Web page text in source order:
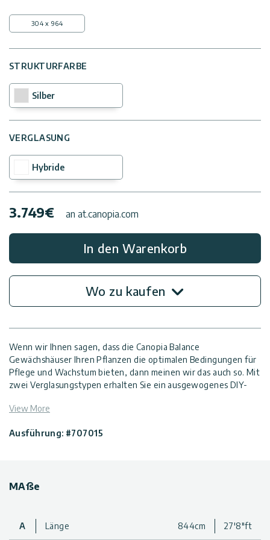
Kontaktiere
Uns
Impressum
304 x 964
STRUKTURFARBE
Silber
VERGLASUNG
Hybride
3.749€ an at.canopia.com
In den Warenkorb
Wo zu kaufen
Wenn wir Ihnen sagen, dass die Canopia Balance
Gewächshäuser Ihren Pflanzen die optimalen Bedingungen für
Pflege und Wachstum bieten, dann meinen wir das auch so. Mit
zwei Verglasungstypen erhalten Sie ein ausgewogenes DIY-
Dachpaneele mit der Lichtdurchlässigkeit der kristallklaren
Alle Paneele bestehen aus UV-geschütztem Polycarbonat,
Kräutern sowie für die Aufbewahrung der benötigten
und einer niedrigen Schwelle, die das Ein- und Ausfahren mit
Schubkarren ermöglicht, sowie genügend Platz für den
View More
Ausführung: #707015
MAße
A Länge 844cm 27'8"ft